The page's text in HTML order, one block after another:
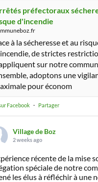
préfectoraux
d'incendie
à la sécheresse et au
de strictes
sur notre
adoptons une
pour économ
Facebook · Partager
Village de Boz
2 weeks ago
récente de la mise
spéciale de notre
les élus à réfléchir à une